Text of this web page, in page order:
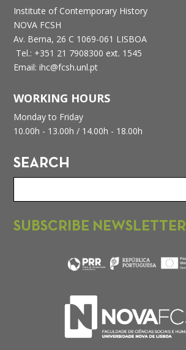
Institute of Contemporary History
NOVA FCSH
Av. Berna, 26 C 1069-061 LISBOA
Tel.: +351 21 7908300 ext. 1545
Email: ihc@fcsh.unl.pt
WORKING HOURS
Monday to Friday
10.00h - 13.00h / 14.00h - 18.00h
SEARCH
SUBSCRIBE NEWSLETTER